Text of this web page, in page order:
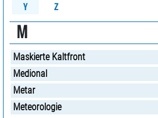
Y Z
M
Maskierte Kaltfront
Medional
Metar
Meteorologie